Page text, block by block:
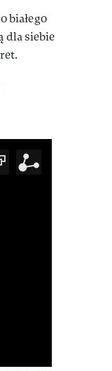
białego
dla siebie